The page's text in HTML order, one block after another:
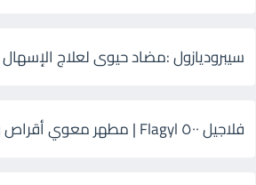
سيبروديازول :مضاد حيوى لعلاج الإسهال
فلاجيل ٥٠٠ Flagyl | مطهر معوي أقراص وشراب